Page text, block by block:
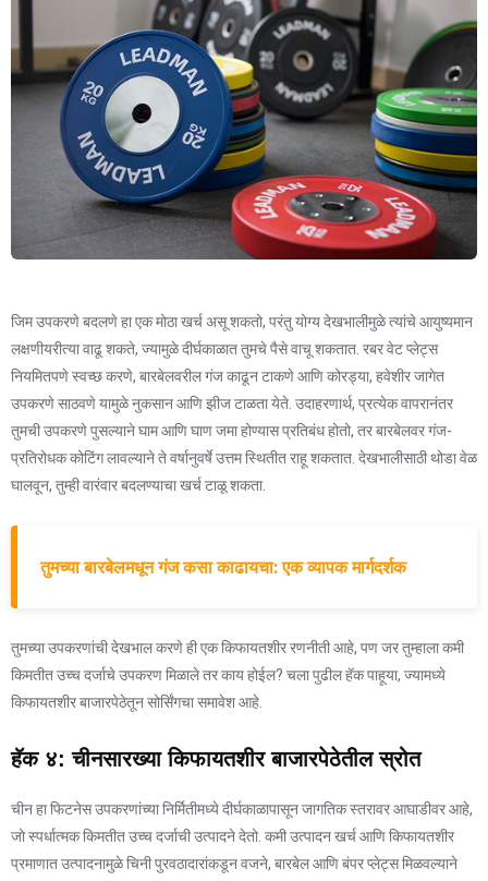
जिम उपकरणे बदलणे हा एक मोठा खर्च असू शकतो, परंतु योग्य देखभालीमुळे त्यांचे आयुष्यमान
लक्षणीयरीत्या वाढू शकते, ज्यामुळे दीर्घकाळात तुमचे पैसे वाचू शकतात. रबर वेट प्लेट्स
नियमितपणे स्वच्छ करणे, बारबेलवरील गंज काढून टाकणे आणि कोरड्या, हवेशीर जागेत
उपकरणे साठवणे यामुळे नुकसान आणि झीज टाळता येते. उदाहरणार्थ, प्रत्येक वापरानंतर
तुमची उपकरणे पुसल्याने घाम आणि घाण जमा होण्यास प्रतिबंध होतो, तर बारबेलवर गंज-
प्रतिरोधक कोटिंग लावल्याने ते वर्षानुवर्षे उत्तम स्थितीत राहू शकतात. देखभालीसाठी थोडा वेळ
घालवून, तुम्ही वारंवार बदलण्याचा खर्च टाळू शकता.
तुमच्या बारबेलमधून गंज कसा काढायचा: एक व्यापक मार्गदर्शक
तुमच्या उपकरणांची देखभाल करणे ही एक किफायतशीर रणनीती आहे, पण जर तुम्हाला कमी
किमतीत उच्च दर्जाचे उपकरण मिळाले तर काय होईल? चला पुढील हॅक पाहूया, ज्यामध्ये
किफायतशीर बाजारपेठेतून सोर्सिंगचा समावेश आहे.
हॅक ४: चीनसारख्या किफायतशीर बाजारपेठेतील स्रोत
चीन हा फिटनेस उपकरणांच्या निर्मितीमध्ये दीर्घकाळापासून जागतिक स्तरावर आघाडीवर आहे,
जो स्पर्धात्मक किमतीत उच्च दर्जाची उत्पादने देतो. कमी उत्पादन खर्च आणि किफायतशीर
प्रमाणात उत्पादनामुळे चिनी पुरवठादारांकडून वजने, बारबेल आणि बंपर प्लेट्स मिळवल्याने